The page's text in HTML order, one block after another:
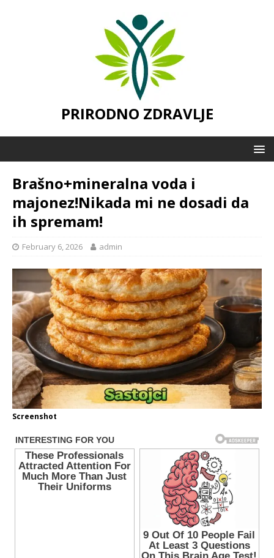
PRIRODNO ZDRAVLJE
Brašno+mineralna voda i
majonez!Nikada mi ne dosadi da
ih spremam!
February 6, 2026 admin
Screenshot